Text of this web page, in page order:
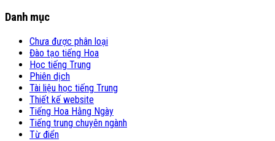
Danh mục
Chưa được phân loại
Đào tạo tiếng Hoa
Học tiếng Trung
Phiên dịch
Tài liệu học tiếng Trung
Thiết kế website
Tiếng Hoa Hằng Ngày
Tiếng trung chuyên ngành
Từ điển